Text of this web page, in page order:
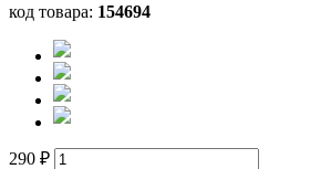
код товара: 154694
290 ₽